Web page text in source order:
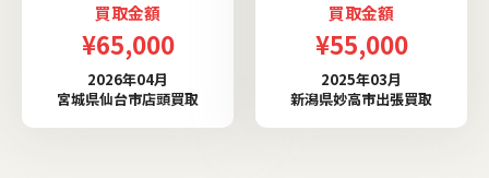
買取金額
¥65,000
2026年04月
宮城県仙台市店頭買取
買取金額
¥55,000
2025年03月
新潟県妙高市出張買取